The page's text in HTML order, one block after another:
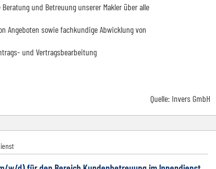
und Betreuung unserer Makler über alle
Angeboten sowie fachkundige Abwicklung von
und Vertragsbearbeitung
Quelle: Invers GmbH